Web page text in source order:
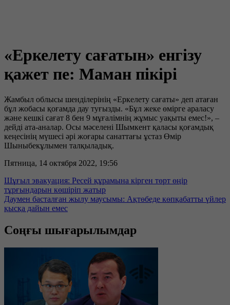
«Еркелету сағатын» енгізу
қажет пе: Маман пікірі
Жамбыл облысы шенділерінің «Еркелету сағаты» деп атаған
бұл жобасы қоғамда дау туғызды. «Бұл жеке өмірге араласу
және кешкі сағат 8 бен 9 мұғалімнің жұмыс уақыты емес!», –
дейді ата-аналар. Осы мәселені Шымкент қаласы қоғамдық
кеңесінің мүшесі әрі жоғары санаттағы ұстаз Өмір
Шыныбекұлымен талқыладық.
Пятница, 14 октября 2022, 19:56
Шұғыл эвакуация: Ресей құрамына кірген төрт өңір
тұрғындарын көшіріп жатыр
Даумен басталған жылу маусымы: Ақтөбеде көпқабатты үйлер
қысқа дайын емес
Соңғы шығарылымдар